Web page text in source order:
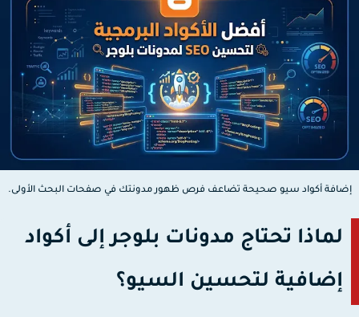
أكواد سيو صحيحة تضاعف فرص ظهور مدونتك في صفحات البحث الأولى.
لماذا تحتاج مدونات بلوجر إلى أكواد
إضافية لتحسين السيو؟